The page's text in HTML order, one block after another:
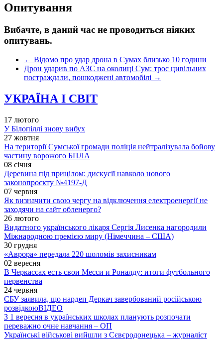
Опитування
Вибачте, в даний час не проводиться ніяких
опитувань.
← Відомо про удар дрона в Сумах близько 10 години
Дрон ударив по АЗС на околиці Сум: троє цивільних
постраждали, пошкоджені автомобілі →
УКРАЇНА І СВІТ
17 лютого
У Білопіллі знову вибух
27 жовтня
На території Сумської громади поліція нейтралізувала бойову
частину ворожого БПЛА
08 січня
Деревина під прицілом: дискусії навколо нового
законопроєкту №4197-Д
07 червня
Як визначити свою чергу на відключення електроенергії не
заходячи на сайт обленерго?
26 лютого
Видатного українського лікаря Сергія Лисенка нагородили
Міжнародною премією миру (Німеччина – США)
30 грудня
«Аврора» передала 220 шоломів захисникам
02 вересня
В Черкассах есть свои Месси и Роналду: итоги футбольного
первенства
24 червня
СБУ заявила, що нардеп Деркач завербований російською
розвідкоюВІДЕО
З 1 вересня в українських школах планують розпочати
переважно очне навчання – ОП
Українські військові вийшли з Сєвєродонецька – журналіст